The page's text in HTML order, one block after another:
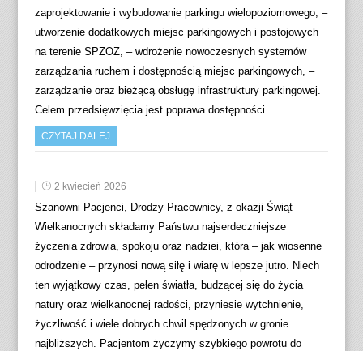
zaprojektowanie i wybudowanie parkingu wielopoziomowego, –
utworzenie dodatkowych miejsc parkingowych i postojowych
na terenie SPZOZ, – wdrożenie nowoczesnych systemów
zarządzania ruchem i dostępnością miejsc parkingowych, –
zarządzanie oraz bieżącą obsługę infrastruktury parkingowej.
Celem przedsięwzięcia jest poprawa dostępności…
CZYTAJ DALEJ
2 kwiecień 2026
Szanowni Pacjenci, Drodzy Pracownicy, z okazji Świąt
Wielkanocnych składamy Państwu najserdeczniejsze
życzenia zdrowia, spokoju oraz nadziei, która – jak wiosenne
odrodzenie – przynosi nową siłę i wiarę w lepsze jutro. Niech
ten wyjątkowy czas, pełen światła, budzącej się do życia
natury oraz wielkanocnej radości, przyniesie wytchnienie,
życzliwość i wiele dobrych chwil spędzonych w gronie
najbliższych. Pacjentom życzymy szybkiego powrotu do